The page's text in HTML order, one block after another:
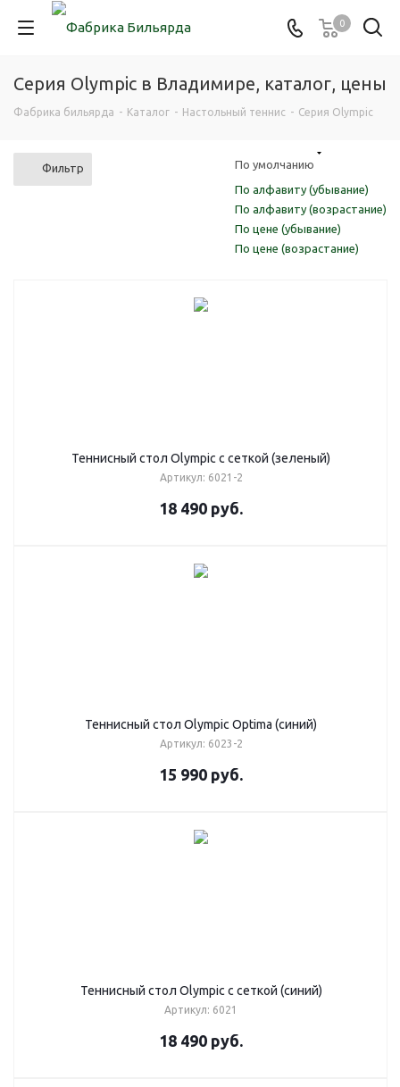
0
Серия Olympic в Владимире, каталог, цены
Фабрика бильярда - Каталог - Настольный теннис - Серия Olympic
Фильтр
По умолчанию
По алфавиту (убывание)
По алфавиту (возрастание)
По цене (убывание)
По цене (возрастание)
Теннисный стол Olympic с сеткой (зеленый)
Артикул: 6021-2
18 490 руб.
Теннисный стол Olympic Optima (синий)
Артикул: 6023-2
15 990 руб.
Теннисный стол Olympic с сеткой (синий)
Артикул: 6021
18 490 руб.